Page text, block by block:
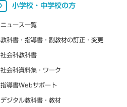
小学校・中学校の方
ニュース一覧
教科書・指導書・副教材の訂正・変更
社会科教科書
社会科資料集・ワーク
指導書Webサポート
デジタル教科書・教材